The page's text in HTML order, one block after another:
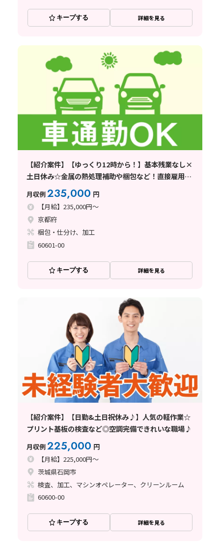
キープする 詳細を見る
【紹介案件】【ゆっくり12時から！】基本残業なし×
土日休み☆金属の熱処理補助や梱包など！直接雇用の
可能性あり◎
月収例235,000 円
【月給】235,000円～
京都府
梱包・仕分け、加工
60601-00
キープする 詳細を見る
【紹介案件】【日勤&土日祝休み♪】人気の軽作業☆
プリント基板の検査など◎空調完備できれいな職場♪
月収例225,000 円
【月給】225,000円～
茨城県石岡市
検査、加工、マシンオペレーター、クリーンルーム
60600-00
キープする 詳細を見る